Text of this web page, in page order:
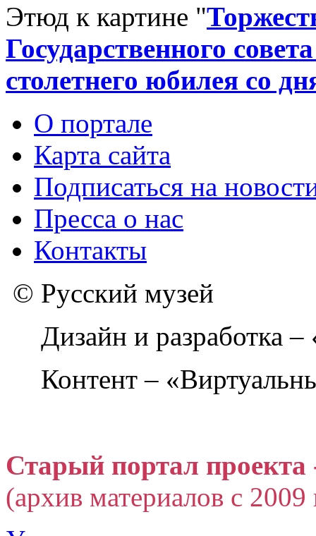
Этюд к картине "
Государственного
столетнего юбилея со
О портале
Карта сайта
Подписаться на
Пресса о нас
Контакты
© Русский музей
Дизайн и разработка
Контент –
Старый портал
(архив материалов с